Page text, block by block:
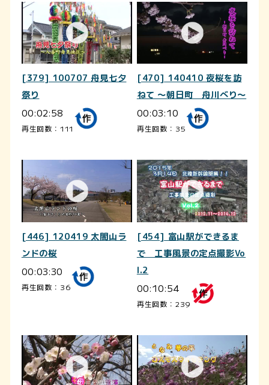
[379] 100707 舟見七夕
祭り
00:02:58
再生回数：111
[470] 140410 夜桜を訪
ねて ～朝日町 舟川べり～
00:03:10
再生回数：35
[446] 120419 太閤山ラ
ンドの桜
00:03:30
再生回数：36
[454] 富山駅ができるま
で 工事風景の定点撮影Vo
l.2
00:10:54
再生回数：239